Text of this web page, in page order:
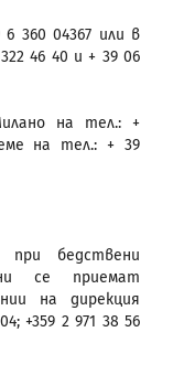
360 04367 или в
46 40 и + 39 06
на тел.: +
на тел.: + 39
бедствени
се приемат
на дирекция
+359 2 971 38 56